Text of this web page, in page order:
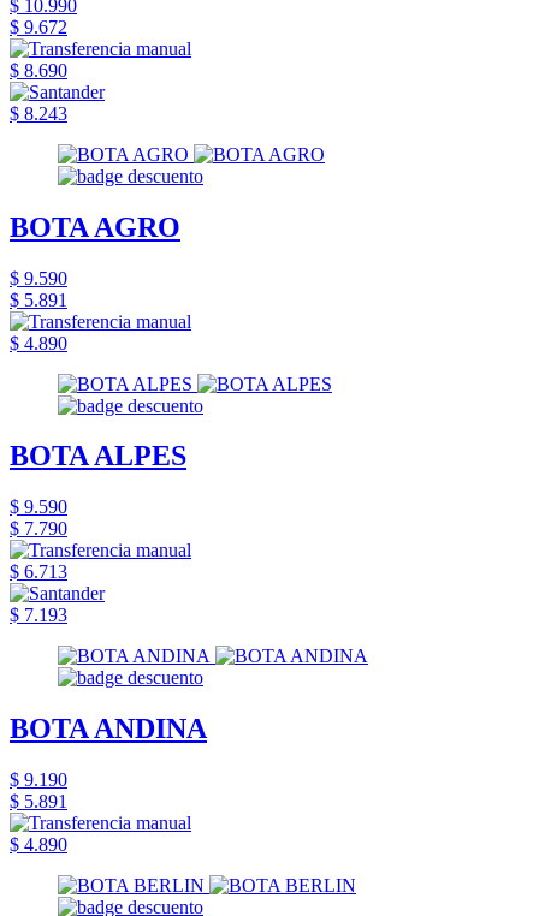
$ 10.990
$ 9.672
$ 8.690
$ 8.243
BOTA AGRO
$ 9.590
$ 5.891
$ 4.890
BOTA ALPES
$ 9.590
$ 7.790
$ 6.713
$ 7.193
BOTA ANDINA
$ 9.190
$ 5.891
$ 4.890